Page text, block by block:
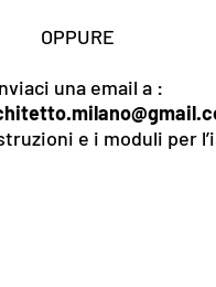
OPPURE
una email a :
e i moduli per